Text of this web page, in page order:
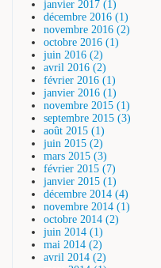
janvier 2017 (1)
décembre 2016 (1)
novembre 2016 (2)
octobre 2016 (1)
juin 2016 (2)
avril 2016 (2)
février 2016 (1)
janvier 2016 (1)
novembre 2015 (1)
septembre 2015 (3)
août 2015 (1)
juin 2015 (2)
mars 2015 (3)
février 2015 (7)
janvier 2015 (1)
décembre 2014 (4)
novembre 2014 (1)
octobre 2014 (2)
juin 2014 (1)
mai 2014 (2)
avril 2014 (2)